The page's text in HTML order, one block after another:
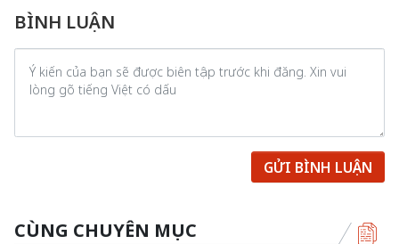
BÌNH LUẬN
GỬI BÌNH LUẬN
CÙNG CHUYÊN MỤC